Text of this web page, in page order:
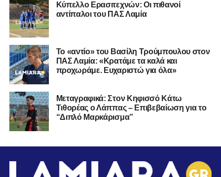
Κύπελλο Ερασιτεχνών: Οι πιθανοί
αντίπαλοι του ΠΑΣ Λαμία
Το «αντίο» του Βασίλη Τρούμπουλου στον
ΠΑΣ Λαμία: «Κρατάμε τα καλά και
προχωράμε. Ευχαριστώ για όλα»
Μεταγραφικά: Στον Κηφισσό Κάτω
Τιθορέας ο Λάππας – Επιβεβαίωση για το
“Διπλό Μαρκάρισμα”